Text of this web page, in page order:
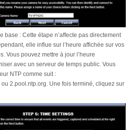
base : Cette étape n’affecte pas directement
elle influe sur l’heure affichée sur vos
Vous pouvez mettre à jour l’heure
avec un serveur de temps public. Vous
NTP comme suit :
2.pool.ntp.org. Une fois terminé, cliquez sur